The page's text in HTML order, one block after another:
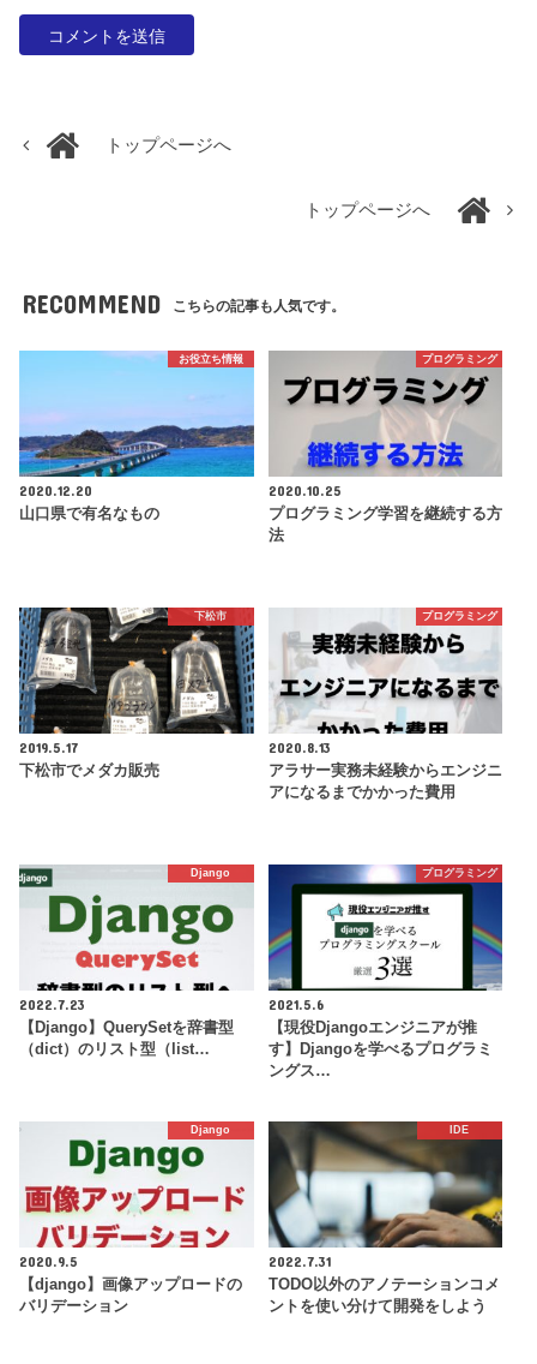
トップページへ
トップページへ
RECOMMEND こちらの記事も人気です。
お役立ち情報
2020.12.20
山口県で有名なもの
プログラミング
2020.10.25
プログラミング学習を継続する方
法
下松市
2019.5.17
下松市でメダカ販売
プログラミング
2020.8.13
アラサー実務未経験からエンジニ
アになるまでかかった費用
Django
2022.7.23
【Django】QuerySetを辞書型
（dict）のリスト型（list…
プログラミング
2021.5.6
【現役Djangoエンジニアが推
す】Djangoを学べるプログラミ
ングス…
Django
2020.9.5
【django】画像アップロードの
バリデーション
IDE
2022.7.31
TODO以外のアノテーションコメ
ントを使い分けて開発をしよう